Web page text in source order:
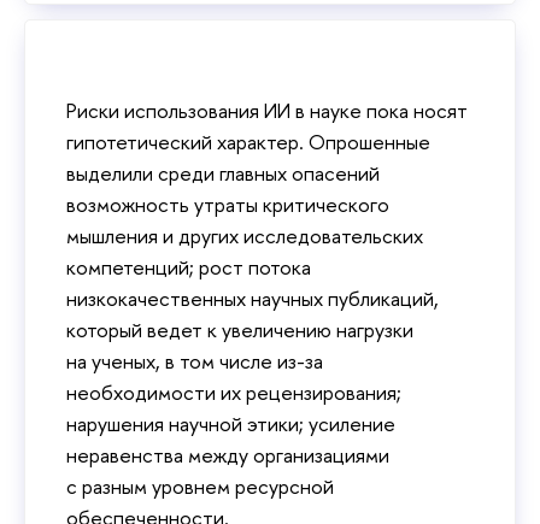
Риски использования ИИ в науке пока носят
гипотетический характер. Опрошенные
выделили среди главных опасений
возможность утраты критического
мышления и других исследовательских
компетенций; рост потока
низкокачественных научных публикаций,
который ведет к увеличению нагрузки
на ученых, в том числе из-за
необходимости их рецензирования;
нарушения научной этики; усиление
неравенства между организациями
с разным уровнем ресурсной
обеспеченности.